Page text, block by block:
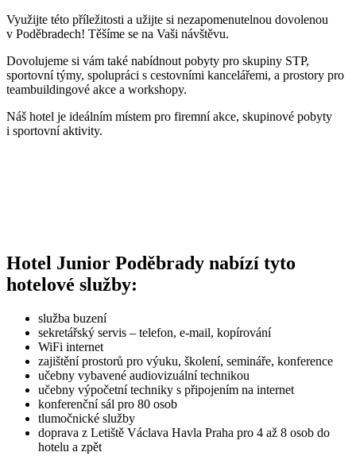
Využijte této příležitosti a užijte si nezapomenutelnou dovolenou
v Poděbradech! Těšíme se na Vaši návštěvu.
Dovolujeme si vám také nabídnout pobyty pro skupiny STP,
sportovní týmy, spolupráci s cestovními kancelářemi, a prostory pro
teambuildingové akce a workshopy.
Náš hotel je ideálním místem pro firemní akce, skupinové pobyty
i sportovní aktivity.
Hotel Junior Poděbrady nabízí tyto
hotelové služby:
služba buzení
sekretářský servis – telefon, e-mail, kopírování
WiFi internet
zajištění prostorů pro výuku, školení, semináře, konference
učebny vybavené audiovizuální technikou
učebny výpočetní techniky s připojením na internet
konferenční sál pro 80 osob
tlumočnické služby
doprava z Letiště Václava Havla Praha pro 4 až 8 osob do
hotelu a zpět